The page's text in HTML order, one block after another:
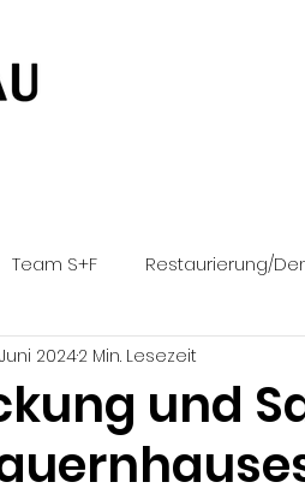
Team S+F Restaurierung/
Schreinerarbeiten
und
20242 Min. Lesezeit